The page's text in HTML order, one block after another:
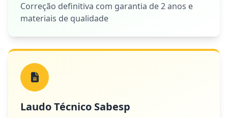
Correção definitiva com garantia de 2 anos e
materiais de qualidade
Laudo Técnico Sabesp